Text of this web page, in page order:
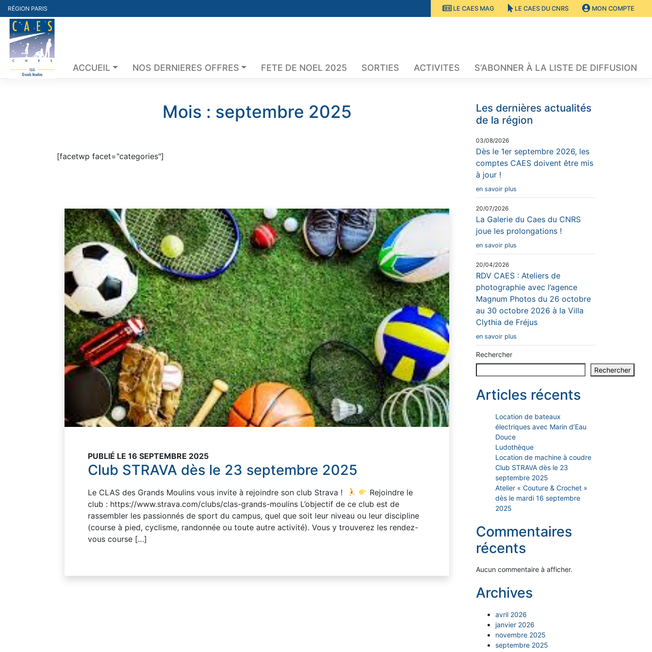
Skip
to
content
RÉGION PARIS LE CAES MAG LE CAES DU CNRS MON COMPTE
ACCUEIL NOS DERNIERES OFFRES FETE DE NOEL 2025 SORTIES ACTIVITES S’ABONNER À LA LISTE DE DIFFUSION
Mois : septembre 2025
[facetwp facet="categories"]
PUBLIÉ LE 16 SEPTEMBRE 2025
Club STRAVA dès le 23 septembre 2025
Le CLAS des Grands Moulins vous invite à rejoindre son club Strava !
Rejoindre le
club : https://www.strava.com/clubs/clas-grands-moulins L’objectif de ce club est de
rassembler les passionnés de sport du campus, quel que soit leur niveau ou leur discipline
(course à pied, cyclisme, randonnée ou toute autre activité). Vous y trouverez les rendez-
vous course […]
Les dernières actualités
de la région
03/08/2026
Dès le 1er septembre 2026, les
comptes CAES doivent être mis
à jour !
en savoir plus
20/07/2026
La Galerie du Caes du CNRS
joue les prolongations !
en savoir plus
20/04/2026
RDV CAES : Ateliers de
photographie avec l’agence
Magnum Photos du 26 octobre
au 30 octobre 2026 à la Villa
Clythia de Fréjus
en savoir plus
Rechercher
Rechercher
Articles récents
Location de bateaux
électriques avec Marin d’Eau
Douce
Ludothèque
Location de machine à coudre
Club STRAVA dès le 23
septembre 2025
Atelier « Couture & Crochet »
dès le mardi 16 septembre
2025
Commentaires
récents
Aucun commentaire à afficher.
Archives
avril 2026
janvier 2026
novembre 2025
septembre 2025